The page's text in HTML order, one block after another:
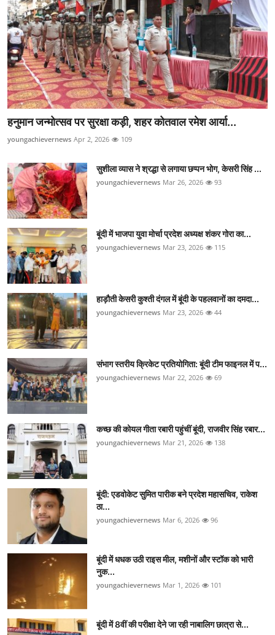
हनुमान जन्मोत्सव पर सुरक्षा कड़ी, शहर कोतवाल रमेश आर्या...
youngachievernews Apr 2, 2026 109
सुशीला व्यास ने श्रद्धा से लगाया छप्पन भोग, केसरी सिंह ...
youngachievernews Mar 26, 2026 93
बूंदी में भाजपा युवा मोर्चा प्रदेश अध्यक्ष शंकर गोरा का...
youngachievernews Mar 23, 2026 115
हाड़ौती केसरी कुश्ती दंगल में बूंदी के पहलवानों का दमदा...
youngachievernews Mar 23, 2026 44
संभाग स्तरीय क्रिकेट प्रतियोगिता: बूंदी टीम फाइनल में प...
youngachievernews Mar 22, 2026 69
कच्छ की कोयल गीता रबारी पहुंचीं बूंदी, राजवीर सिंह रबार...
youngachievernews Mar 21, 2026 138
बूंदी: एडवोकेट सुमित पारीक बने प्रदेश महासचिव, राकेश
ठा...
youngachievernews Mar 6, 2026 96
बूंदी में धधक उठी राइस मील, मशीनों और स्टॉक को भारी
नुक...
youngachievernews Mar 1, 2026 101
बूंदी में 8वीं की परीक्षा देने जा रही नाबालिग छात्रा से...